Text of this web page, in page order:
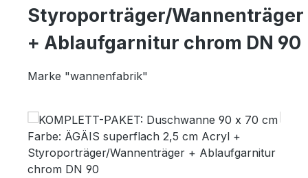
Komplettpakete
Styroporträger/Wannenträger
+ Ablaufgarnitur chrom DN 90
Marke "wannenfabrik"
Skip image gallery